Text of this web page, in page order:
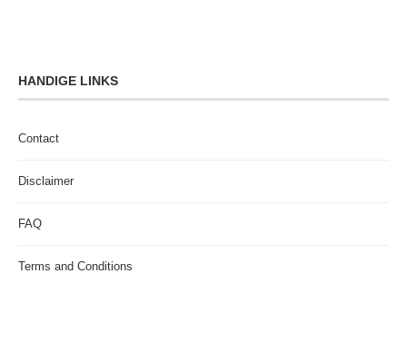
HANDIGE LINKS
Contact
Disclaimer
FAQ
Terms and Conditions